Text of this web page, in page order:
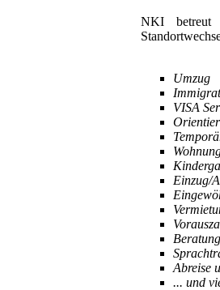
NKI betreut
Umzug
VISA
Einzug/
Abreise
... und